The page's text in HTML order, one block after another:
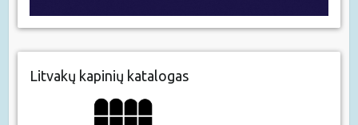
Litvakų kapinių katalogas